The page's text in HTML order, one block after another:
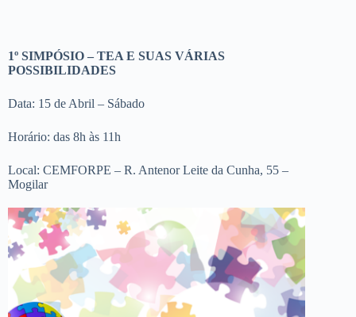
1º SIMPÓSIO – TEA E SUAS VÁRIAS
POSSIBILIDADES
Data: 15 de Abril – Sábado
Horário: das 8h às 11h
Local: CEMFORPE – R. Antenor Leite da Cunha, 55 –
Mogilar